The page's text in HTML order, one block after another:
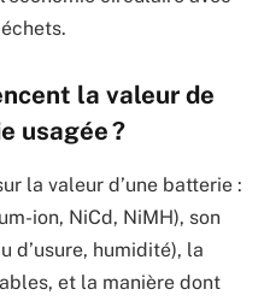
la valeur de
usagée ?
la valeur d’une batterie :
ion, NiCd, NiMH), son
d’usure, humidité), la
et la manière dont